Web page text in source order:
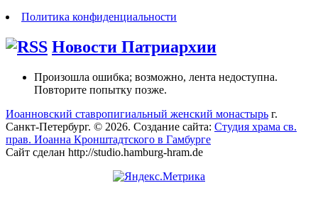
Политика конфиденциальности
Новости Патриархии
Произошла ошибка; возможно, лента недоступна.
Повторите попытку позже.
Иоанновский ставропигиальный женский монастырь г.
Санкт-Петербург. © 2026. Создание сайта: Студия храма св.
прав. Иоанна Кронштадтского в Гамбурге
Сайт сделан http://studio.hamburg-hram.de